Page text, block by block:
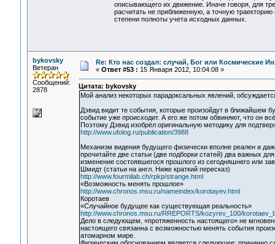
описывающего их движение. Иначе говоря, для
расчитать не приближенную, а точную
степени полноты учета исходных данных.
bykovsky
Ветеран
Сообщений:
2878
Re: Кто нас создал: случай, Бог или Космические
« Ответ #53 : 15 Января 2012, 10:04:08 »
Цитата: bykovsky
Мой анализ некоторых парадоксальных явлений,
Дэвид видит те события, которые произойдут в ближайшем
событие уже происходит. А его же потом обвиняют, что он
Поэтому Дэвид изобрёл оригинальную методику для
http://www.ufolog.ru/publication/3988
Механизм видения будущего физически вполне реален и
прочитайте две статьи (две подборки статей) два важных
изменение состоявшегося прошлого из сегодняшнего или
Шмидт (статьи на англ. Ниже краткий пересказ)
http://www.fourmilab.ch/rpkp/strange.html
«Возможность менять прошлое»
http://www.chronos.msu.ru/nameindex/korotayev.html
Коротаев
«Случайное будущее как существующая реальность»
http://www.chronos.msu.ru/RREPORTS/kozyrev_100/
Дело в следующем, «протяженность настоящего» не
настоящего связанна с возможностью менять события
атомарном мире.